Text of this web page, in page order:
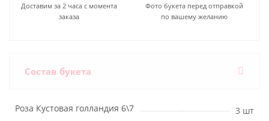
Доставим за 2 часа с момента
заказа
Фото букета перед отправкой
по вашему желанию
Состав букета
Роза Кустовая голландия 6\7
3 шт